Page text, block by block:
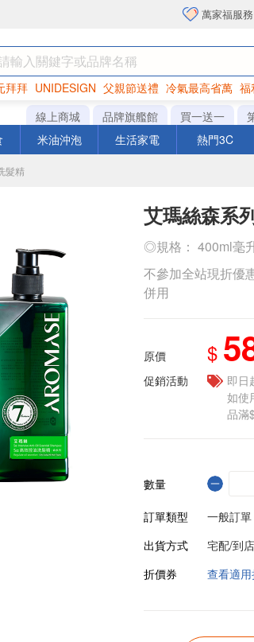
萬家福服務
拜拜 UNIDESIGN 父親節送禮 冷氣最高省萬 福
巧克力 罐頭 衛生紙
線上商城 品牌旗艦館 買一送一
米油沖泡 生活家電 熱門3C
髮精
艾瑪絲森系
◎規格： 400ml毫
不參加全站現折優
併用
原價 $
促銷活動
即日
如使
品滿
數量
訂單類型
一般訂單
出貨方式
宅配/到
折價券
查看適